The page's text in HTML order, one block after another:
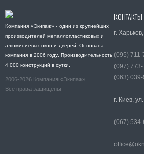
Компания «Экипаж» - один из крупнейших
производителей металлопластиковых и
алюминиевых окон и дверей. Основана
компания в 2006 году. Производительность
4 000 конструкций в сутки.
2006-2026 Компания «Экипаж»
Все права защищены
КОНТАКТЫ
г.
(095) 711-
(097) 773-
(063)
г. Киев,
(067)